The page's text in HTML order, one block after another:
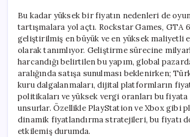
Bu kadar yüksek bir fiyatın nedenleri de
tartışmalara yol açtı. Rockstar Games, GTA
geliştirilmiş en büyük ve en yüksek maliyetli
olarak tanımlıyor. Geliştirme sürecine
harcandığı belirtilen bu yapım, global
aralığında satışa sunulması beklenirken;
kuru dalgalanmaları, dijital platformların
politikaları ve yüksek vergi oranları bu fiyata
unsurlar. Özellikle PlayStation ve Xbox gibi
dinamik fiyatlandırma stratejileri, bu fiyatı
etkilemiş durumda.